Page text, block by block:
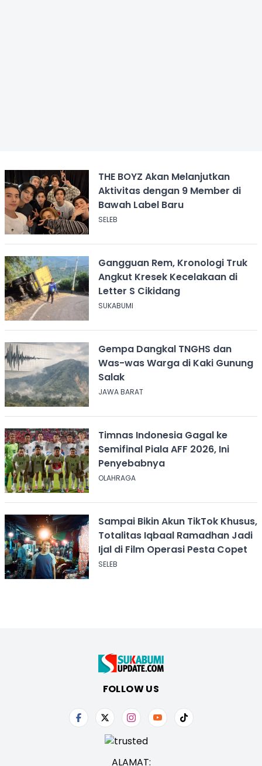
THE BOYZ Akan Melanjutkan
Aktivitas dengan 9 Member di
Bawah Label Baru
SELEB
Gangguan Rem, Kronologi Truk
Angkut Kresek Kecelakaan di
Letter S Cikidang
SUKABUMI
Gempa Dangkal TNGHS dan
Was-was Warga di Kaki Gunung
Salak
JAWA BARAT
Timnas Indonesia Gagal ke
Semifinal Piala AFF 2026, Ini
Penyebabnya
OLAHRAGA
Sampai Bikin Akun TikTok Khusus,
Totalitas Iqbaal Ramadhan Jadi
Ijal di Film Operasi Pesta Copet
SELEB
FOLLOW US
ALAMAT: